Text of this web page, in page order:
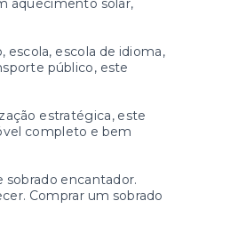
aquecimento solar,
escola de idioma,
público, este
estratégica, este
completo e bem
encantador.
Comprar um sobrado